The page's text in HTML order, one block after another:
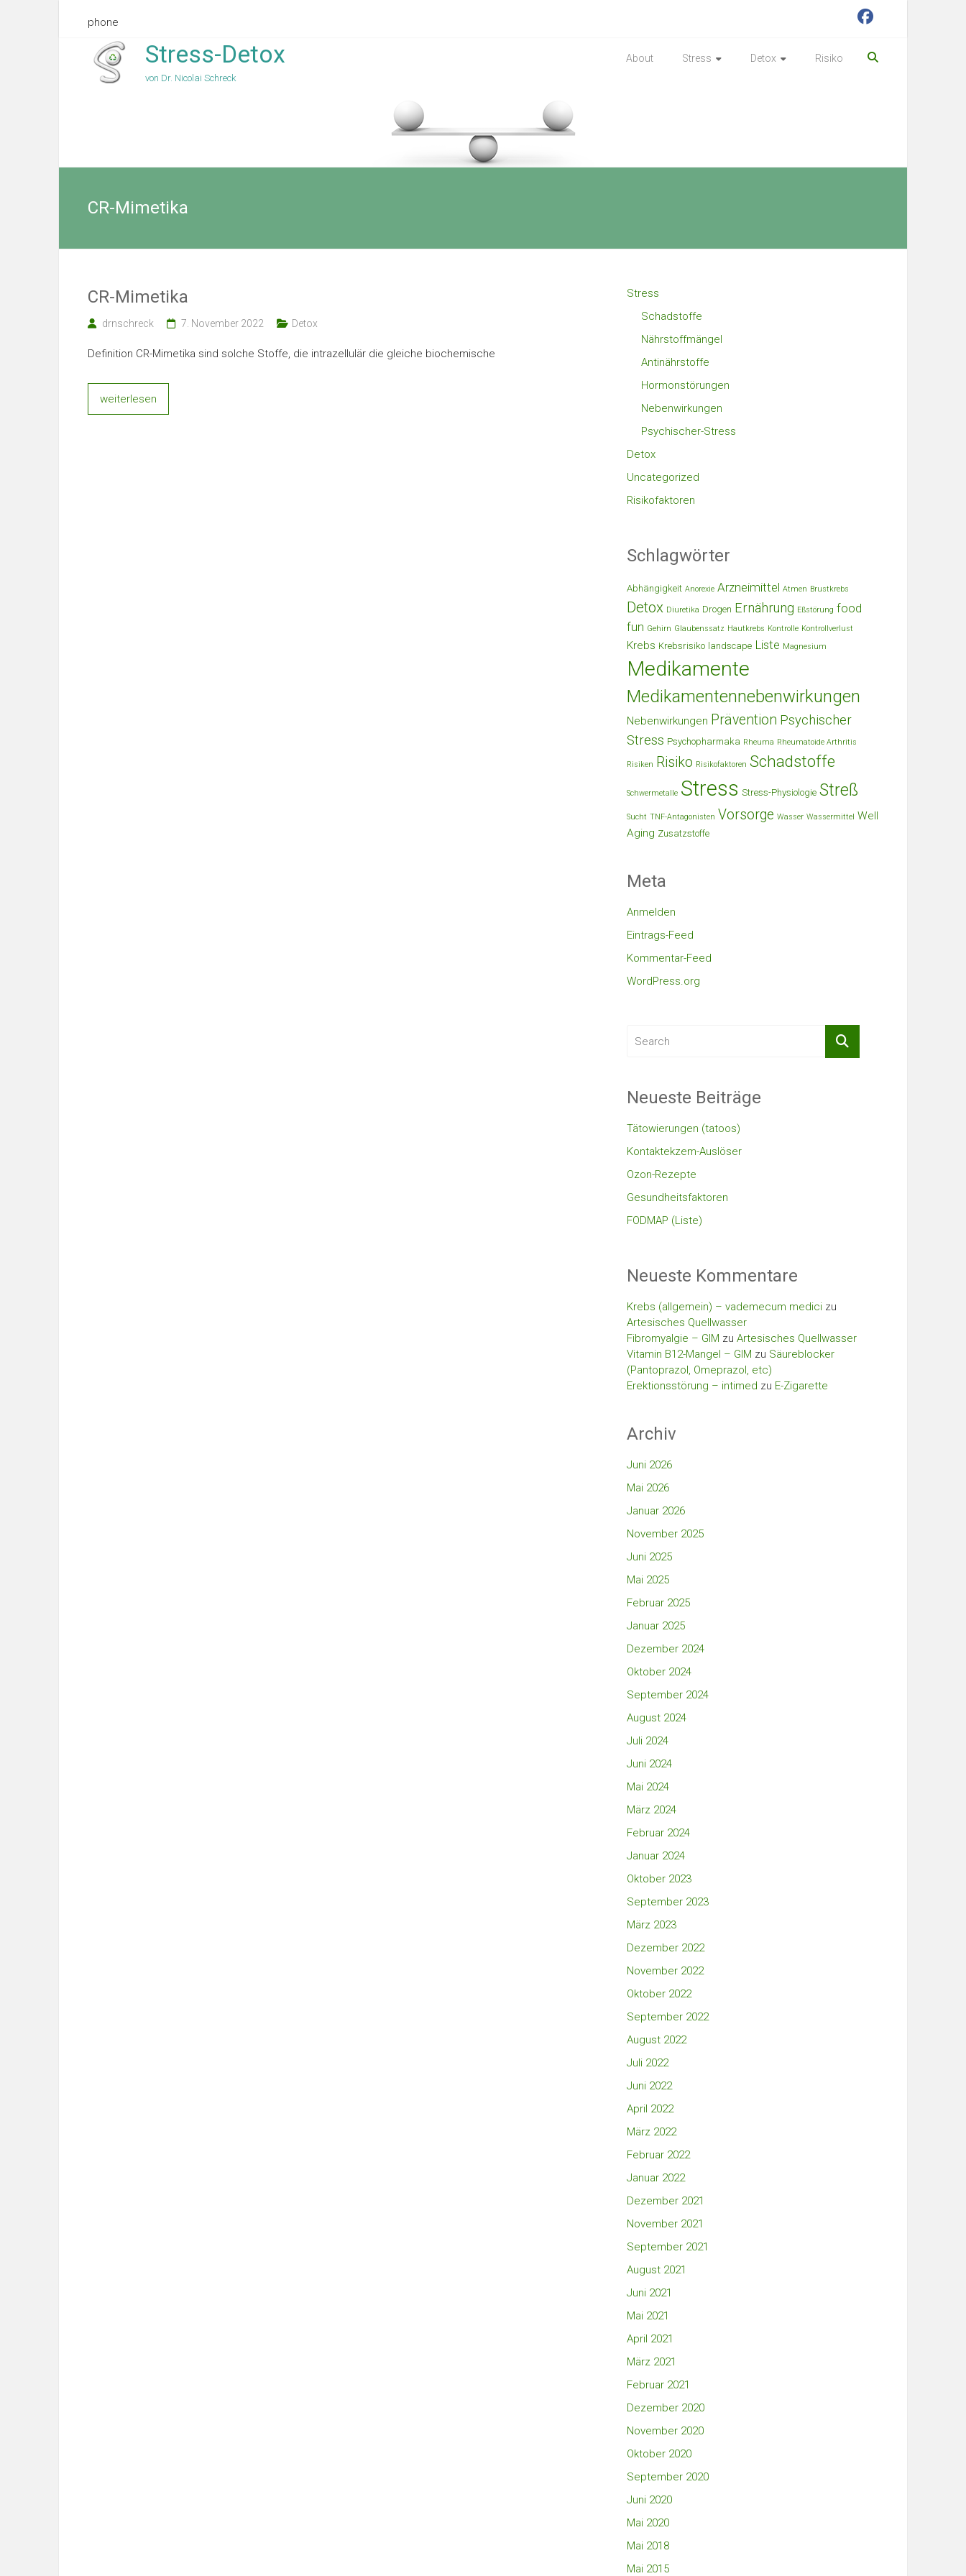
phone
Stress-Detox
von Dr. Nicolai Schreck
About Stress Detox Risiko
CR-Mimetika
CR-Mimetika
drnschreck 7. November 2022 Detox
Definition CR-Mimetika sind solche Stoffe, die intrazellulär die gleiche biochemische
weiterlesen
Stress
Schadstoffe
Nährstoffmängel
Antinährstoffe
Hormonstörungen
Nebenwirkungen
Psychischer-Stress
Detox
Uncategorized
Risikofaktoren
Schlagwörter
Abhängigkeit Anorexie Arzneimittel Atmen Brustkrebs
Detox Diuretika Drogen Ernährung Eßstörung food
fun Gehirn Glaubenssatz Hautkrebs Kontrolle Kontrollverlust
Krebs Krebsrisiko landscape Liste Magnesium
Medikamente
Medikamentennebenwirkungen
Nebenwirkungen Prävention Psychischer
Stress Psychopharmaka Rheuma Rheumatoide Arthritis
Risiken Risiko Risikofaktoren Schadstoffe
Schwermetalle Stress Stress-Physiologie Streß
Sucht TNF-Antagonisten Vorsorge Wasser Wassermittel Well
Aging Zusatzstoffe
Meta
Anmelden
Eintrags-Feed
Kommentar-Feed
WordPress.org
Neueste Beiträge
Tätowierungen (tatoos)
Kontaktekzem-Auslöser
Ozon-Rezepte
Gesundheitsfaktoren
FODMAP (Liste)
Neueste Kommentare
Krebs (allgemein) – vademecum medici zu
Artesisches Quellwasser
Fibromyalgie – GIM zu Artesisches Quellwasser
Vitamin B12-Mangel – GIM zu Säureblocker
(Pantoprazol, Omeprazol, etc)
Erektionsstörung – intimed zu E-Zigarette
Archiv
Juni 2026
Mai 2026
Januar 2026
November 2025
Juni 2025
Mai 2025
Februar 2025
Januar 2025
Dezember 2024
Oktober 2024
September 2024
August 2024
Juli 2024
Juni 2024
Mai 2024
März 2024
Februar 2024
Januar 2024
Oktober 2023
September 2023
März 2023
Dezember 2022
November 2022
Oktober 2022
September 2022
August 2022
Juli 2022
Juni 2022
April 2022
März 2022
Februar 2022
Januar 2022
Dezember 2021
November 2021
September 2021
August 2021
Juni 2021
Mai 2021
April 2021
März 2021
Februar 2021
Dezember 2020
November 2020
Oktober 2020
September 2020
Juni 2020
Mai 2020
Mai 2018
Mai 2015